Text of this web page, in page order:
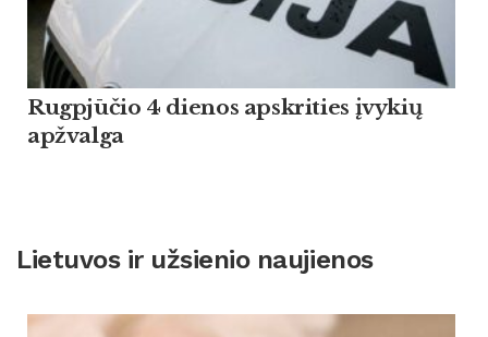
Rugpjūčio 4 dienos apskrities įvykių
apžvalga
Lietuvos ir užsienio naujienos